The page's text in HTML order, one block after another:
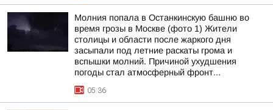
Молния попала в Останкинскую башню во
время грозы в Москве (фото 1) Жители
столицы и области после жаркого дня
засыпали под летние раскаты грома и
вспышки молний. Причиной ухудшения
погоды стал атмосферный фронт...
05:36